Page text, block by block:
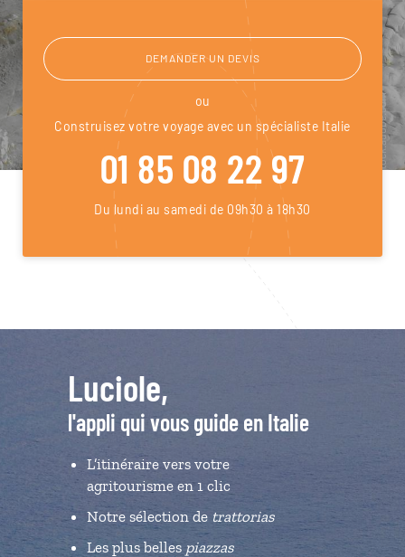
DEMANDER UN DEVIS
ou
Construisez votre voyage avec un spécialiste Italie
01 85 08 22 97
Du lundi au samedi de 09h30 à 18h30
Luciole,
l'appli qui vous guide en Italie
L’itinéraire vers votre
agritourisme en 1 clic
Notre sélection de trattorias
Les plus belles piazzas